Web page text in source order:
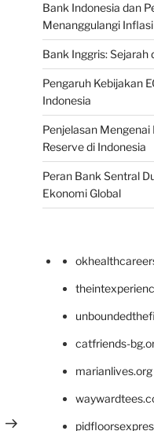
Bank Indonesia dan
Menanggulangi
Bank Inggris: Sejarah
Pengaruh Kebijakan
Indonesia
Penjelasan Mengenai
Reserve di Indonesia
Peran Bank Sentral
Ekonomi Global
catfriends-
marianlives.org